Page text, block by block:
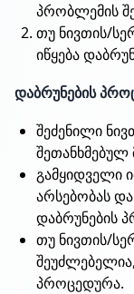
პრობლემის
თუ ნივთის/
იწყება
დაბრუნების
შეძენილი
შეთანხმებულ
გამყიდველი
არსებობას
დაბრუნების
თუ ნივთის/
პროცედურა.